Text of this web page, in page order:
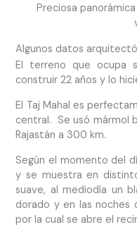
Preciosa
Algunos datos
El terreno que ocupa
construir 22 años y lo
El Taj Mahal es
central. Se usó mármol
Rajastán a 300 km.
Según el momento del
y se muestra en
suave, al mediodía un
dorado y en las noches
por la cual se abre el